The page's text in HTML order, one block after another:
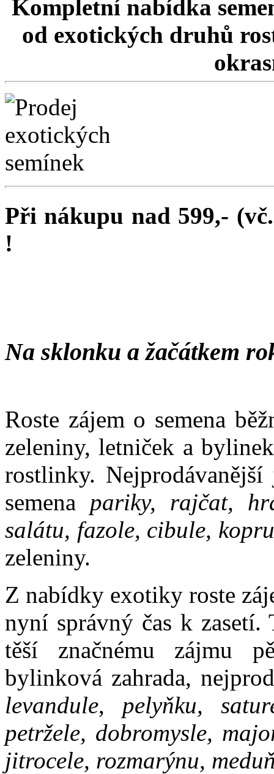
Kompletní nabídka
od exotických druhů
Při nákupu nad 599,-
!
Na sklonku a žačátkem
Roste zájem o semena
zeleniny, letniček a
rostlinky.
semena pariky, rajčat,
salátu, fazole, cibule,
zeleniny.
Z nabídky exotiky roste
nyní správný čas k zasetí.
těší značnému zájmu
bylinková zahrada,
levandule, pelyňku,
petržele, dobromysle,
jitrocele, rozmarýnu,